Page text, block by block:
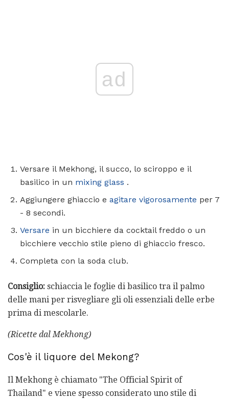
ad
Versare il Mekhong, il succo, lo sciroppo e il
basilico in un mixing glass .
Aggiungere ghiaccio e agitare vigorosamente per 7
- 8 secondi.
Versare in un bicchiere da cocktail freddo o un
bicchiere vecchio stile pieno di ghiaccio fresco.
Completa con la soda club.
Consiglio: schiaccia le foglie di basilico tra il palmo
delle mani per risvegliare gli oli essenziali delle erbe
prima di mescolarle.
(Ricette dal Mekhong)
Cos'è il liquore del Mekong?
Il Mekhong è chiamato "The Official Spirit of
Thailand" e viene spesso considerato uno stile di